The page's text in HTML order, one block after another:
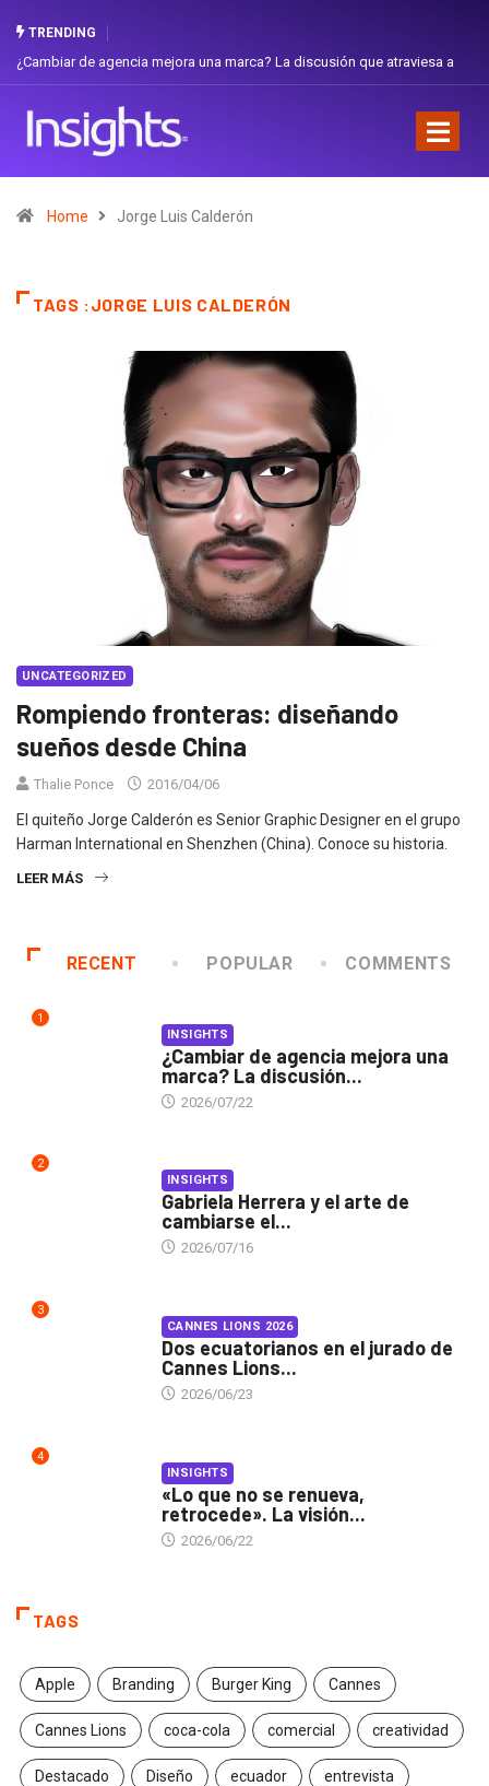
TRENDING
¿Cambiar de agencia mejora una marca? La discusión que atraviesa a
Home Jorge Luis Calderón
TAGS :JORGE LUIS CALDERÓN
UNCATEGORIZED
Rompiendo fronteras: diseñando
sueños desde China
Thalie Ponce 2016/04/06
El quiteño Jorge Calderón es Senior Graphic Designer en el grupo
Harman International en Shenzhen (China). Conoce su historia.
LEER MÁS
RECENT POPULAR COMMENTS
1
INSIGHTS
¿Cambiar de agencia mejora una
marca? La discusión...
2026/07/22
2
INSIGHTS
Gabriela Herrera y el arte de
cambiarse el...
2026/07/16
3
CANNES LIONS 2026
Dos ecuatorianos en el jurado de
Cannes Lions...
2026/06/23
4
INSIGHTS
«Lo que no se renueva,
retrocede». La visión...
2026/06/22
TAGS
Apple Branding Burger King Cannes
Cannes Lions coca-cola comercial creatividad
Destacado Diseño ecuador entrevista